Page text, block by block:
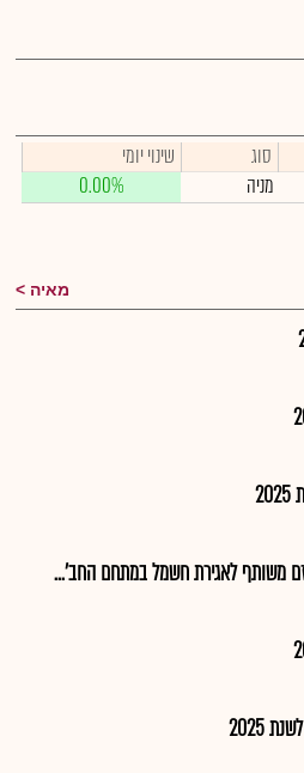
סוג
שינוי יומי
מניה 0.00%
מאיה
משותף לאגירת חשמל במתחם החב'...